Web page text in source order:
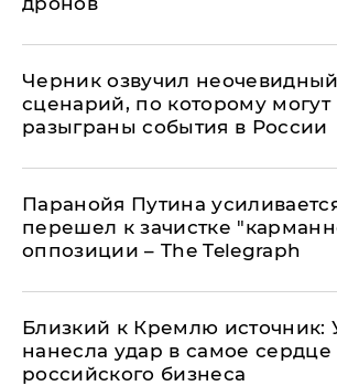
Черник озвучил неочевидный
сценарий, по которому могут
разыграны события в России
Паранойя Путина
перешел к зачистке
оппозиции – The Telegraph
Близкий к Кремлю источник:
нанесла удар в самое сердце
российского бизнеса